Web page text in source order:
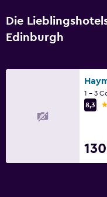
Die
Edinburgh
8,3